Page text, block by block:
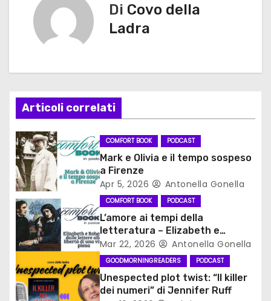
a
z
i
o
n
e
r
t
Di Covo della
Ladra
Articoli correlati
COMFORT BOOK PODCAST
Mark e Olivia e il tempo sospeso
a Firenze
Apr 5, 2026 Antonella Gonella
COMFORT BOOK PODCAST
L’amore ai tempi della
letteratura – Elizabeth e
Robert, dalle lettere alla libertà
di una vita piena
Mar 22, 2026 Antonella Gonella
GOODMORNINGREADERS PODCAST
Unespected plot twist: “Il killer
dei numeri” di Jennifer Ruff